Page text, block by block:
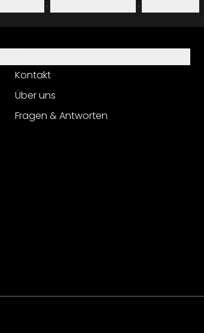
· ·
Kontakt
Über uns
Fragen & Antworten